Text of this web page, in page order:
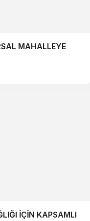
MAHALLEYE
İÇİN KAPSAMLI